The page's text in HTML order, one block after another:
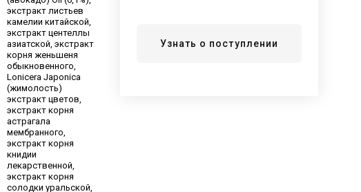
экстракт листьев
камелии китайской,
экстракт центеллы
азиатской, экстракт
корня женьшеня
обыкновенного,
Lonicera Japonica
(жимолость)
экстракт цветов,
экстракт корня
астрагала
мембранного,
экстракт корня
книдии
лекарственной,
экстракт корня
солодки уральской,
Узнать о поступлении